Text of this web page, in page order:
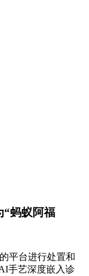
“蚂蚁阿福​
平台进行处置和
手艺深度嵌入诊